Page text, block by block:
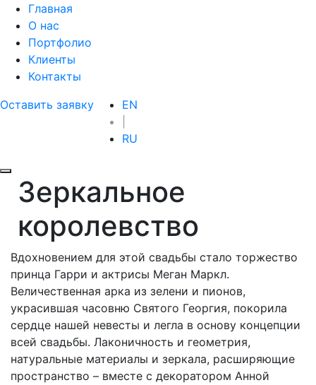
Главная
О нас
Портфолио
Клиенты
Контакты
Оставить заявку
EN
RU
Зеркальное
королевство
Вдохновением для этой свадьбы стало торжество
принца Гарри и актрисы Меган Маркл.
Величественная арка из зелени и пионов,
украсившая часовню Святого Георгия, покорила
сердце нашей невесты и легла в основу концепции
всей свадьбы. Лаконичность и геометрия,
натуральные материалы и зеркала, расширяющие
пространство – вместе с декоратором Анной